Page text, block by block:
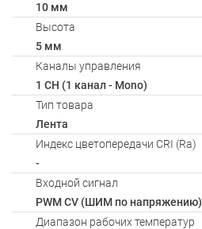
10 мм
Высота
5 мм
Каналы управления
1 CH (1 канал - Mono)
Тип товара
Лента
Индекс цветопередачи CRI (Ra)
-
Входной сигнал
PWM СV (ШИМ по напряжению)
Диапазон рабочих температур